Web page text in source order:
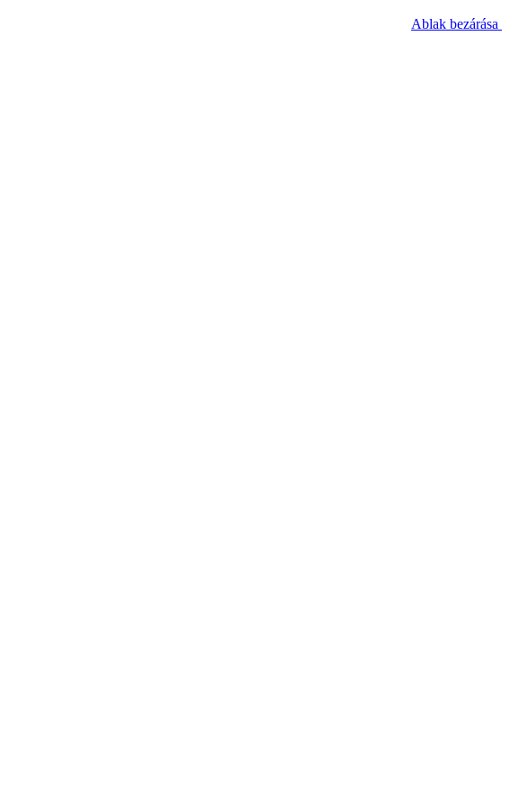
Ablak bezárása